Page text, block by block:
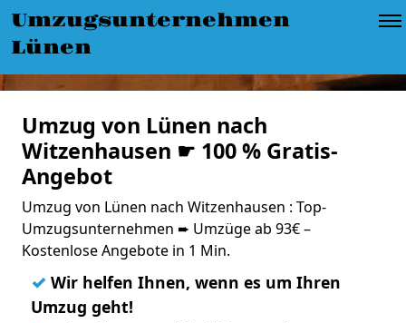
Umzugsunternehmen
Lünen
Umzug von Lünen nach
Witzenhausen ☛ 100 % Gratis-
Angebot
Umzug von Lünen nach Witzenhausen : Top-
Umzugsunternehmen ➨ Umzüge ab 93€ –
Kostenlose Angebote in 1 Min.
✓ Wir helfen Ihnen, wenn es um Ihren
Umzug geht!